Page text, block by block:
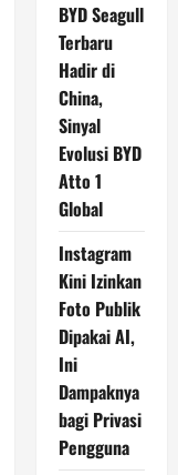
BYD Seagull
Terbaru
Hadir di
China,
Sinyal
Evolusi BYD
Atto 1
Global
Instagram
Kini Izinkan
Foto Publik
Dipakai AI,
Ini
Dampaknya
bagi Privasi
Pengguna